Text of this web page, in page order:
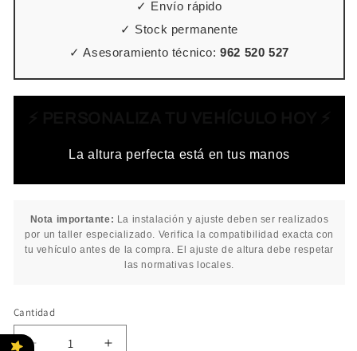
✓ Envío rápido
✓ Stock permanente
✓ Asesoramiento técnico:962 520 527
La altura perfecta está en tus manos
Nota importante: La instalación y ajuste deben ser realizados
por un taller especializado. Verifica la compatibilidad exacta con
tu vehículo antes de la compra. El ajuste de altura debe respetar
las normativas locales.
Cantidad
Cantidad